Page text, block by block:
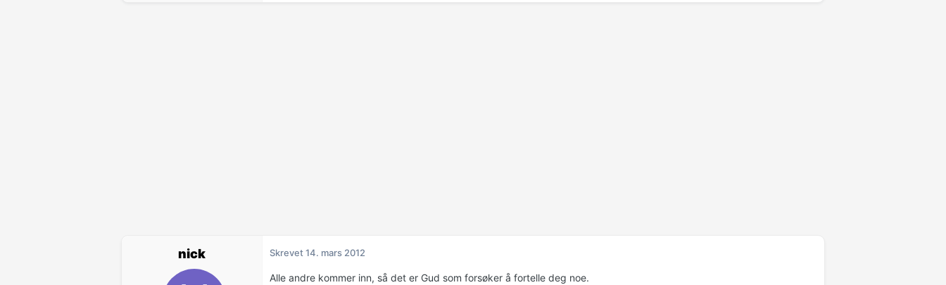
nick Skrevet14. mars 2012
Alle andre kommer inn, så det er Gud som forsøker å fortelle deg noe.